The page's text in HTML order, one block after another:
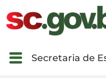
Secretaria de